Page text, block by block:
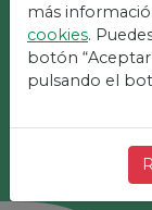
¡ +
más
cookies.
botón
pulsando el